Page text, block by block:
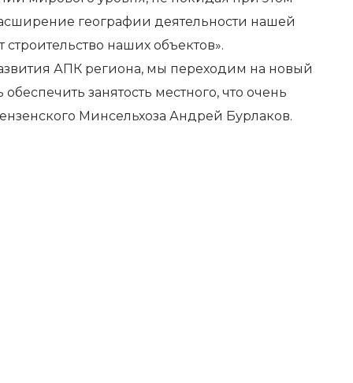
географии деятельности нашей
наших объектов».
АПК региона, мы переходим на новый
занятость местного, что очень
Минсельхоза Андрей Бурлаков.